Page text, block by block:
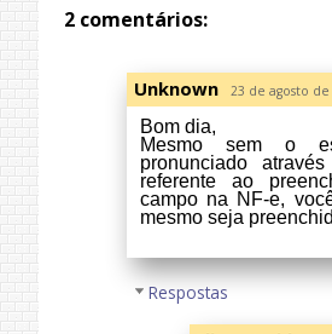
2 comentários:mesmo seja preenchido?
Respostas
Eliane Heidemann
setembro de 2018 às
Sim Eliane,
orientação
contida
preenchimento
mencionado
utilizada a
codificação
EFD.